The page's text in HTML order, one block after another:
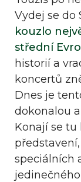
Vydej se do
kouzlo
střední
historií a
koncertů
Dnes je
dokonalou
Konají se tu
speciálních